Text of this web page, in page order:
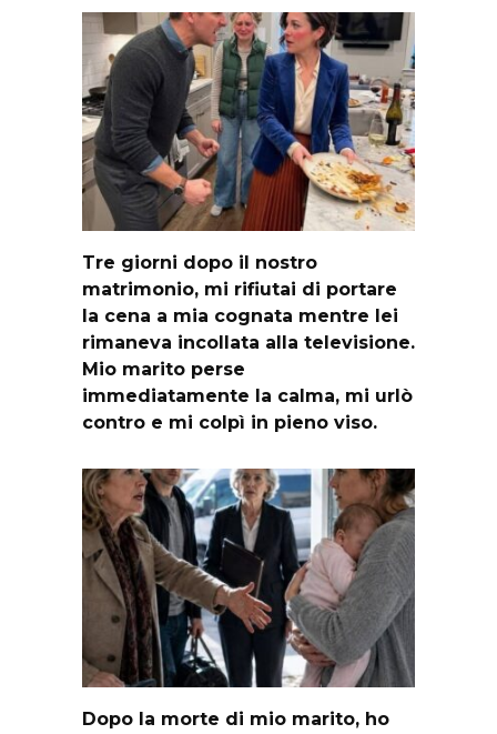
Tre giorni dopo il nostro
matrimonio, mi rifiutai di portare
la cena a mia cognata mentre lei
rimaneva incollata alla televisione.
Mio marito perse
immediatamente la calma, mi urlò
contro e mi colpì in pieno viso.
Dopo la morte di mio marito, ho